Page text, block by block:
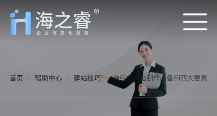
首页 / 帮助中心 / 建站技巧 / 响应式网站制作必备的四大要素